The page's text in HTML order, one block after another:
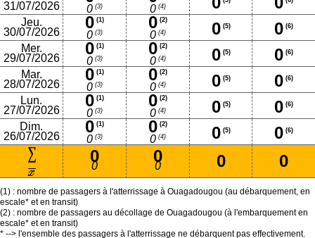
31/07/2026
0 (3) 0 (4)
Jeu.
30/07/2026
0 (1)
0 (3)
0 (2)
0 (4) 0(5) 0 (6)
Mer.
29/07/2026
0 (1)
0 (3)
0 (2)
0 (4) 0(5) 0 (6)
Mar.
28/07/2026
0 (1)
0 (3)
0 (2)
0 (4) 0(5) 0 (6)
Lun.
27/07/2026
0 (1)
0 (3)
0 (2)
0 (4) 0(5) 0 (6)
Dim.
26/07/2026
0 (1)
0 (3)
0 (2)
0 (4) 0(5) 0 (6)
0
0
0
0 0 0
(1) : nombre de passagers à l'atterrissage à Ouagadougou (au débarquement, en
escale* et en transit)
(2) : nombre de passagers au décollage de Ouagadougou (à l'embarquement en
escale* et en transit)
* --> l'ensemble des passagers à l'atterrissage ne débarquent pas effectivement.